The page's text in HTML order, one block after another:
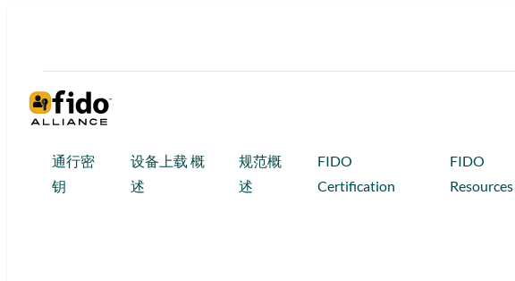
通行密
钥
设备上载 概
述
规范概
述
FIDO
Certification
FIDO
Resources